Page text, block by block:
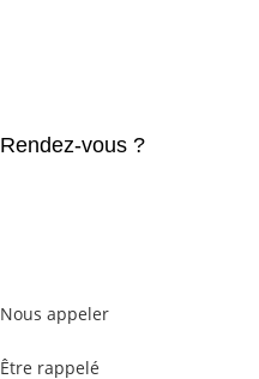
Rendez-vous ?
Nous appeler
Être rappelé